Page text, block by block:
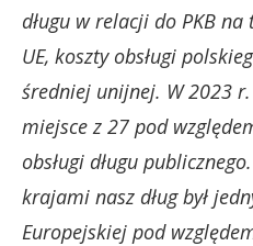
długu w relacji do PKB
UE, koszty obsługi
średniej unijnej. W 2023 r.
miejsce z 27 pod
obsługi długu
krajami nasz dług był
Europejskiej pod